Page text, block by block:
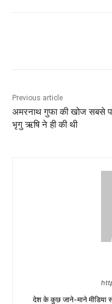
Previous article
अमरनाथ गुफा की खोज सबसे
भृगु ऋषि ने ही की थी
देश के कुछ जाने-माने मीडिया